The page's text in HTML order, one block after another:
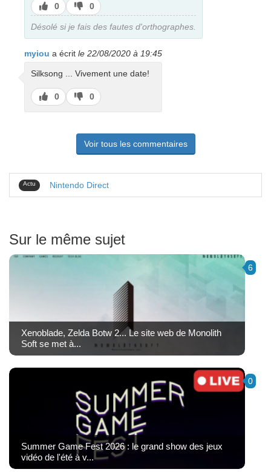
J’aime
0
J’aime
pas
0
Désolé si je fais des fautes d'orthographes.
myiou a écrit le 22/08/2020 à 19:45
Silksong ... Vivement une date!
J’aime
0
J’aime
pas
0
Voir tous les commentaires
Actu Nintendo Direct
Sur le même sujet
6
Xenoblade, Zelda Botw 2... Le site web de Monolith
Soft se met à...
0
Summer Game Fest 2026 : le grand show des jeux
vidéo de l'été à v...